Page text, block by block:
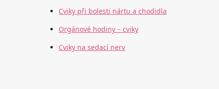
Cviky při bolesti nártu a chodidla
Orgánové hodiny – cviky
Cviky na sedací nerv